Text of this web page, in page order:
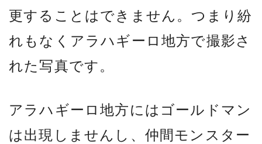
更することはできません。つまり紛
れもなくアラハギーロ地方で撮影さ
れた写真です。
アラハギーロ地方にはゴールドマン
は出現しませんし、仲間モンスター